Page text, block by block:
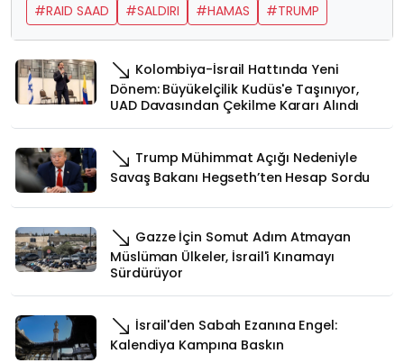
#RAID SAAD
#SALDIRI #HAMAS #TRUMP
Kolombiya-İsrail Hattında Yeni
Dönem: Büyükelçilik Kudüs'e Taşınıyor,
UAD Davasından Çekilme Kararı Alındı
Trump Mühimmat Açığı Nedeniyle
Savaş Bakanı Hegseth’ten Hesap Sordu
Gazze İçin Somut Adım Atmayan
Müslüman Ülkeler, İsrail'i Kınamayı
Sürdürüyor
İsrail'den Sabah Ezanına Engel:
Kalendiya Kampına Baskın